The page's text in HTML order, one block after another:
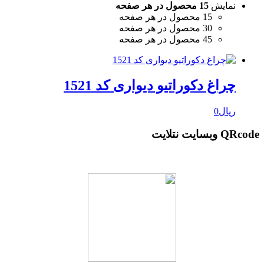
نمایش 15 محصول در هر صفحه
15 محصول در هر صفحه
30 محصول در هر صفحه
45 محصول در هر صفحه
چراغ دکوراتیو دیواری کد 1521
ریال0
QRcode وبسایت نتلایت